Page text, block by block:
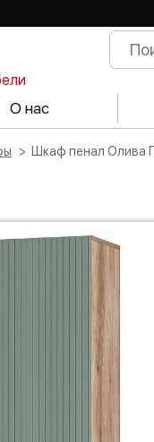
О нас
Шкаф пенал Олива